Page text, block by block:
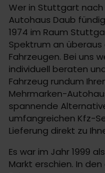
Wer in Stuttgart nach
Autohaus Daub
1974 im Raum
Spektrum an
Fahrzeugen. Bei uns
individuell beraten
Fahrzeug rundum
Mehrmarken-
spannende
umfangreichen Kfz-
Lieferung direkt zu
Es war im Jahr 1999
Markt erschien. In